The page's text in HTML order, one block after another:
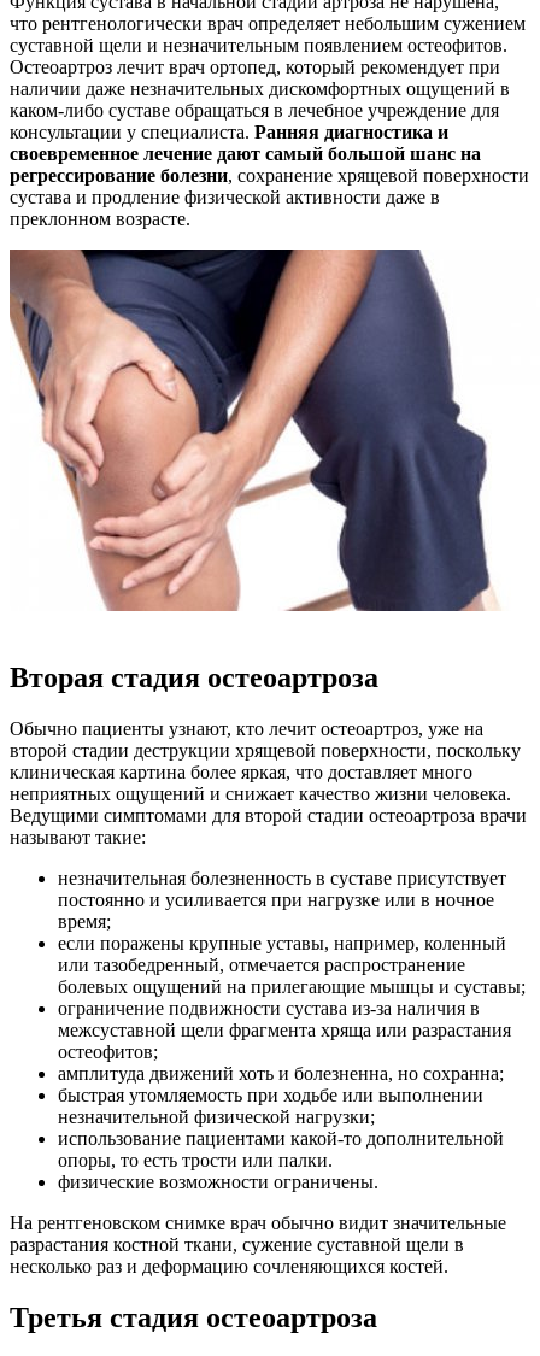
что рентгенологически врач определяет небольшим сужением
суставной щели и незначительным появлением остеофитов.
Остеоартроз лечит врач ортопед, который рекомендует при
наличии даже незначительных дискомфортных ощущений в
каком-либо суставе обращаться в лечебное учреждение для
консультации у специалиста. Ранняя диагностика и
своевременное лечение дают самый большой шанс на
регрессирование болезни, сохранение хрящевой поверхности
сустава и продление физической активности даже в
преклонном возрасте.
Вторая стадия остеоартроза
Обычно пациенты узнают, кто лечит остеоартроз, уже на
второй стадии деструкции хрящевой поверхности, поскольку
клиническая картина более яркая, что доставляет много
неприятных ощущений и снижает качество жизни человека.
Ведущими симптомами для второй стадии остеоартроза врачи
называют такие:
незначительная болезненность в суставе присутствует
постоянно и усиливается при нагрузке или в ночное
время;
если поражены крупные уставы, например, коленный
или тазобедренный, отмечается распространение
болевых ощущений на прилегающие мышцы и суставы;
ограничение подвижности сустава из-за наличия в
межсуставной щели фрагмента хряща или разрастания
остеофитов;
амплитуда движений хоть и болезненна, но сохранна;
быстрая утомляемость при ходьбе или выполнении
незначительной физической нагрузки;
использование пациентами какой-то дополнительной
опоры, то есть трости или палки.
физические возможности ограничены.
На рентгеновском снимке врач обычно видит значительные
разрастания костной ткани, сужение суставной щели в
несколько раз и деформацию сочленяющихся костей.
Третья стадия остеоартроза